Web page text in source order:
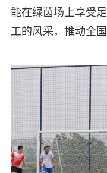
能在绿茵场上享受
工的风采，推动全